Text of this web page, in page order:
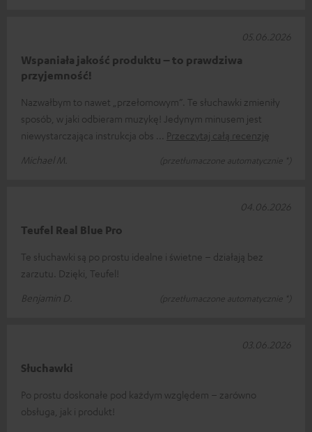
Wspaniała jakość produktu – to prawdziwa
przyjemność!
Nazwałbym to nawet „przełomowym”. Te słuchawki zmieniły
sposób, w jaki odbieram muzykę! Jedynym minusem jest
niewystarczająca instrukcja obs
Przeczytaj całą recenzję
Michael M.
(przetłumaczone automatycznie *)
05.06.2026
Teufel Real Blue Pro
Te słuchawki są po prostu idealne i świetne – działają bez
zarzutu. Dzięki, Teufel!
Benjamin D.
(przetłumaczone automatycznie *)
04.06.2026
Słuchawki
Po prostu doskonałe pod każdym względem – zarówno
obsługa, jak i produkt!
03.06.2026